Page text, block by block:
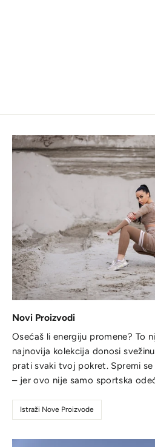
Novi Proizvodi
Osećaš li energiju promene? To
najnovija kolekcija donosi
prati svaki tvoj pokret. Spremi
– jer ovo nije samo sportska
Istraži Nove Proizvode